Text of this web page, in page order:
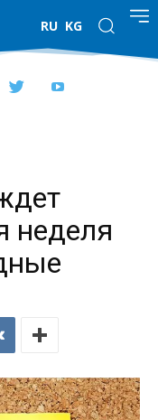
RU KG
неделя